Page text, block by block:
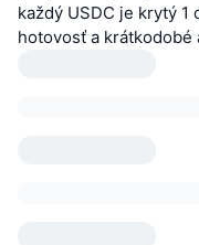
každý USDC je krytý
hotovosť a